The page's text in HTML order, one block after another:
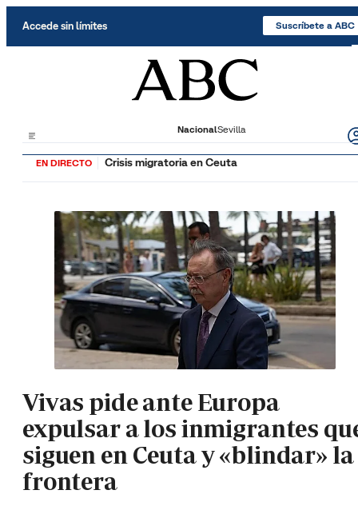
Accede sin límites Suscríbete a ABC
NacionalSevilla
EN DIRECTO Crisis migratoria en Ceuta
Vivas pide ante Europa
expulsar a los inmigrantes
siguen en Ceuta y «blindar» la
frontera